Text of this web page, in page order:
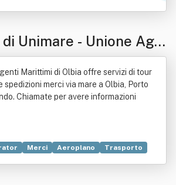
Unimare - Unione Age
Srl
Marittimi di Olbia offre servizi di tour
spedizioni merci via mare a Olbia, Porto
Chiamate per avere informazioni
Merci Aeroplano
Trasporto